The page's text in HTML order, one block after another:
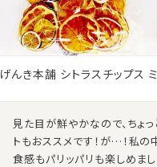
げんき本舗 シトラスチップス
見た目が鮮やかなので、ちょ
トもおススメです！が…！私の
食感もパリッパリも楽しめま